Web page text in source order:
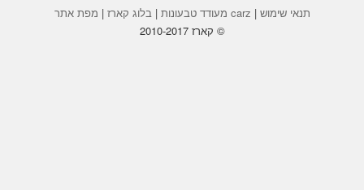
תנאי שימוש | carz מעודד טבעונות |בלוג קארז | מפת אתר
© קארז 2010-2017